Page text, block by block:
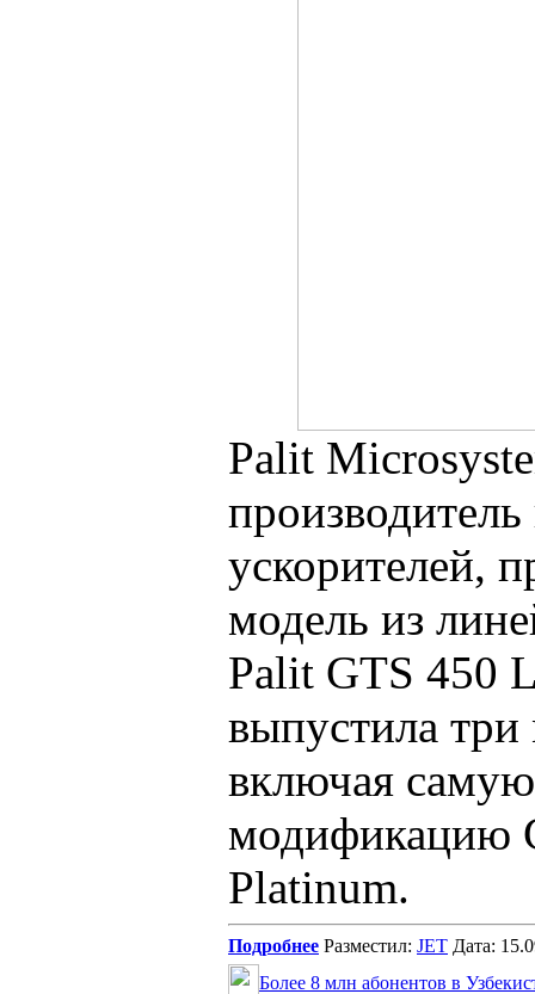
Palit
ускорителей,
модель из
Palit GTS 450
выпустила
включая
модификацию
Platinum.
Подробнее Разместил: JET Дата:
Более 8 млн абонентов в